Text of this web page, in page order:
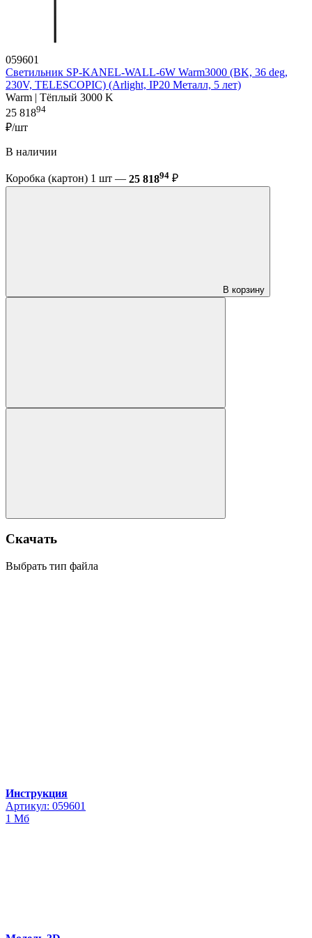
059601
Светильник SP-KANEL-WALL-6W Warm3000 (BK, 36 deg,
230V, TELESCOPIC) (Arlight, IP20 Металл, 5 лет)
Warm | Тёплый 3000 K
25 81894
₽/шт
В наличии
Коробка (картон) 1 шт — 25 81894 ₽
В корзину
Скачать
Выбрать тип файла
Инструкция
Артикул: 059601
1 Мб